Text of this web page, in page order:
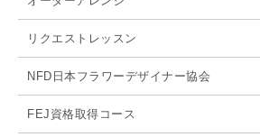
リクエストレッスン
NFD日本フラワーデザイナー協会
FEJ資格取得コース